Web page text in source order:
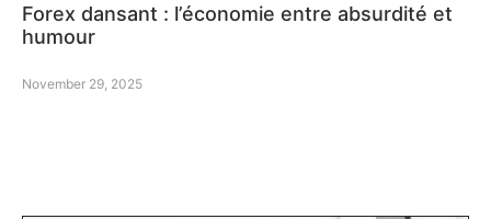
Forex dansant : l’économie entre absurdité et
humour
November 29, 2025